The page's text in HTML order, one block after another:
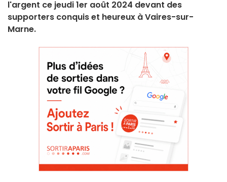
l'argent ce jeudi 1er août 2024 devant des
supporters conquis et heureux à Vaires-sur-
Marne.